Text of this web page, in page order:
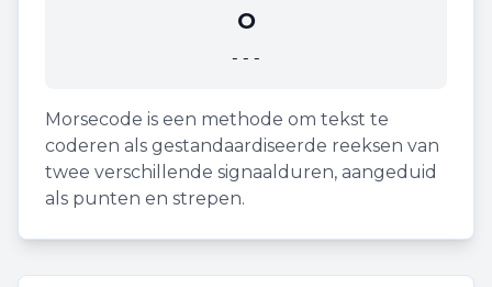
O
---
Morsecode is een methode om tekst te
coderen als gestandaardiseerde reeksen van
twee verschillende signaalduren, aangeduid
als punten en strepen.